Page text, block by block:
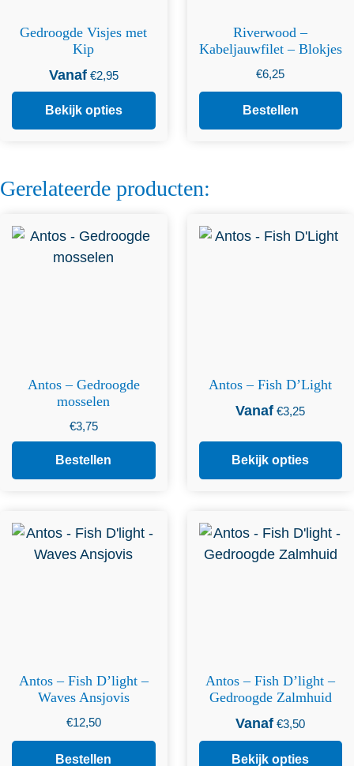
Gedroogde Visjes met
Kip
Vanaf €2,95
Bekijk opties
Riverwood –
Kabeljauwfilet – Blokjes
€6,25
Bestellen
Gerelateerde producten:
Antos – Gedroogde
mosselen
€3,75
Bestellen
Antos – Fish D’Light
Vanaf €3,25
Bekijk opties
meerdere variaties. Deze
Antos – Fish D’light –
Waves Ansjovis
€12,50
Bestellen
Antos – Fish D’light –
Gedroogde Zalmhuid
Vanaf €3,50
Bekijk opties
meerdere variaties. Deze
optie kan gekozen worden